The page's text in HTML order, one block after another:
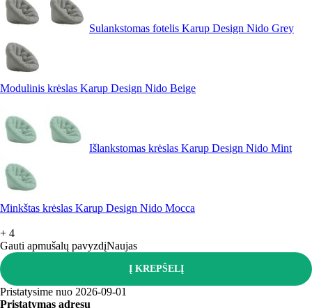
Sulankstomas fotelis Karup Design Nido Grey
Modulinis krėslas Karup Design Nido Beige
Išlankstomas krėslas Karup Design Nido Mint
Minkštas krėslas Karup Design Nido Mocca
+ 4
Gauti apmušalų pavyzdįNaujas
Į KREPŠELĮ
Pristatysime nuo 2026‑09‑01
Pristatymas adresu